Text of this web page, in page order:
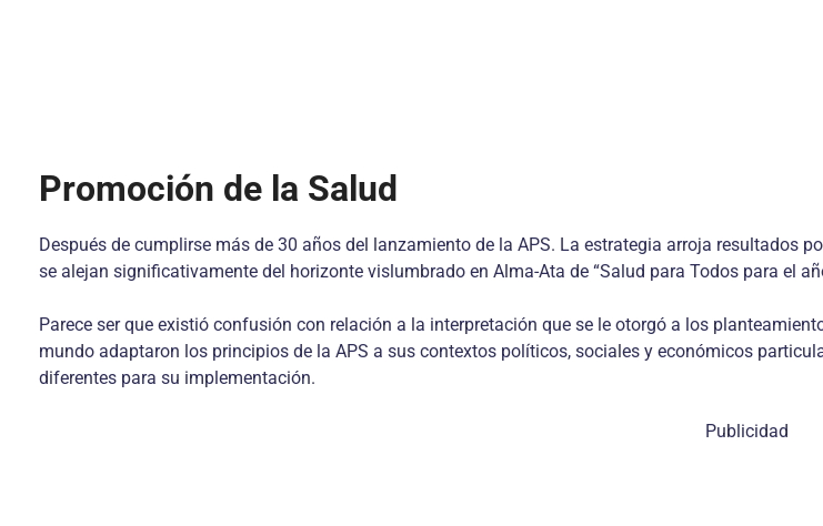
Promoción de la Salud
Después de cumplirse más de 30 años del lanzamiento de la APS. La estrategia arroja resultados
se alejan significativamente del horizonte vislumbrado en Alma-Ata de “Salud para Todos para el
Parece ser que existió confusión con relación a la interpretación que se le otorgó a los
mundo adaptaron los principios de la APS a sus contextos políticos, sociales y económicos
diferentes para su implementación.
Publicidad